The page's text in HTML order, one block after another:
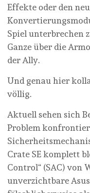
Effekte oder den
Spiel unterbrechen
Ganze über die
der Ally.
Und genau hier
völlig.
Aktuell sehen sich
Problem
Crate SE komplett
Control“ (SAC) von
unverzichtbare